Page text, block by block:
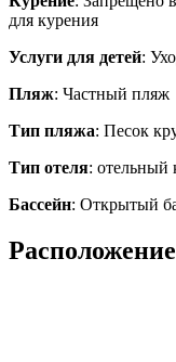
для курения
Услуги для детей:
Пляж: Частный пляж
Тип пляжа: Песок
Тип отеля: отельный
Бассейн: Открытый